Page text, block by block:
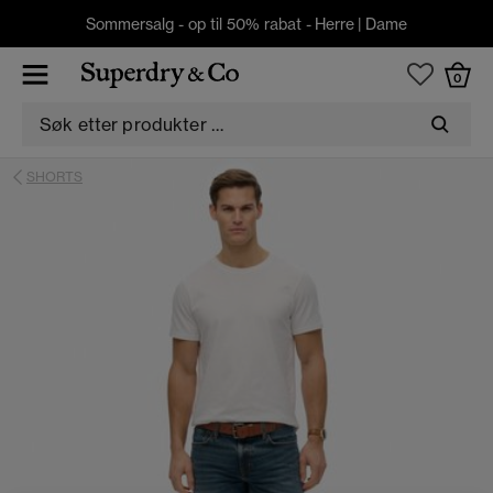
Sommersalg - op til 50% rabat - Herre | Dame
0
SHORTS